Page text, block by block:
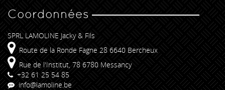
Coordonnées
SPRL LAMOLINE Jacky & Fils
Route de la Ronde Fagne 28 6640 Bercheux
Rue de l'Institut, 78 6780 Messancy
+32 61 25 54 85
info@lamoline.be